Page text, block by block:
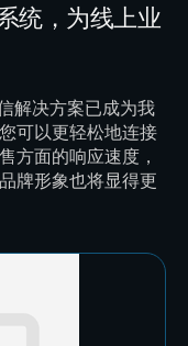
统，为线上业
解决方案已成为我
可以更轻松地连接
方面的响应速度，
牌形象也将显得更